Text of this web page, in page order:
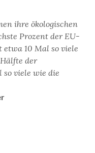
ihre ökologischen
Prozent der EU-
10 Mal so viele
der
so viele wie die